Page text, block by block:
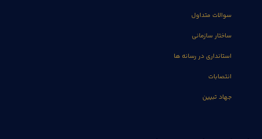
سوالات متداول
ساختار سازمانی
استانداری در رسانه ها
انتصابات
جهاد تبیین